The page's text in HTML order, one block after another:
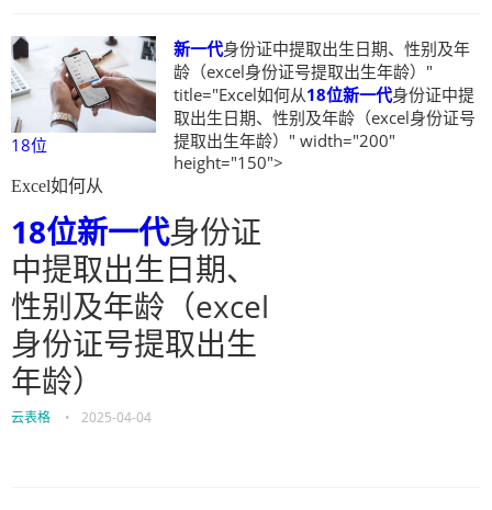
18位
新一代身份证中提取出生日期、性别及年
龄（excel身份证号提取出生年龄）"
title="Excel如何从18位新一代身份证中提
取出生日期、性别及年龄（excel身份证号
提取出生年龄）" width="200"
height="150">
Excel如何从
18位新一代身份证
中提取出生日期、
性别及年龄（excel
身份证号提取出生
年龄）
云表格 • 2025-04-04